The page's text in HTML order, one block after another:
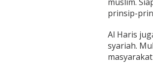
a
m
b
prinsip-
Al Haris
syariah.